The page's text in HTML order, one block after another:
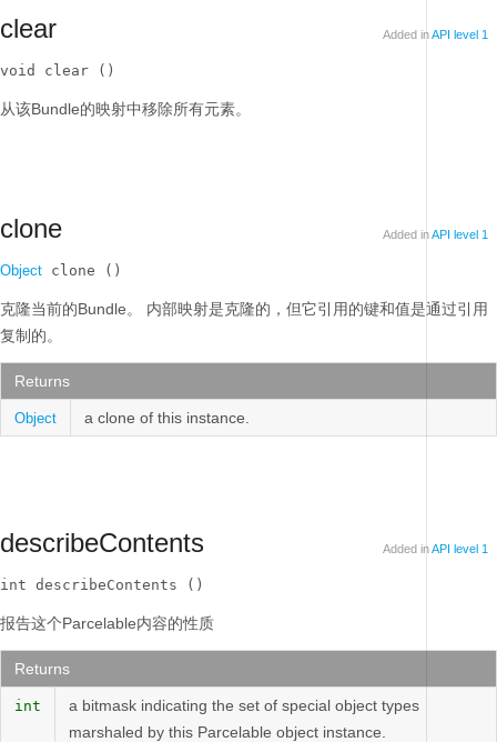
clear Added inAPI level 1
void clear ()
从该Bundle的映射中移除所有元素。
clone Added inAPI level 1
Object clone ()
克隆当前的Bundle。
内部映射是克隆的，但它引用的键和值是通过引用
复制的。
Returns
Object a clone of this instance.
describeContents Added inAPI level 1
int describeContents ()
报告这个Parcelable内容的性质
Returns
int
a bitmask indicating the set of special object types
marshaled by this Parcelable object instance.